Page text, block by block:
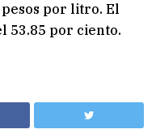
por litro. El
53.85 por ciento.